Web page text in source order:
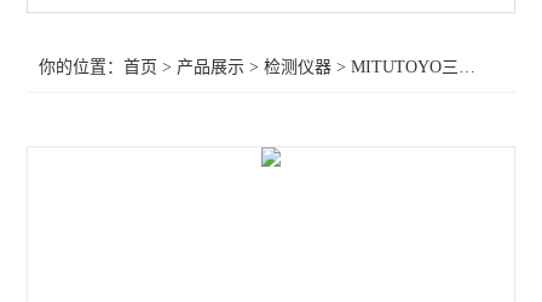
你的位置：首页 > 产品展示 >检测仪器 >MITUTOYO三丰